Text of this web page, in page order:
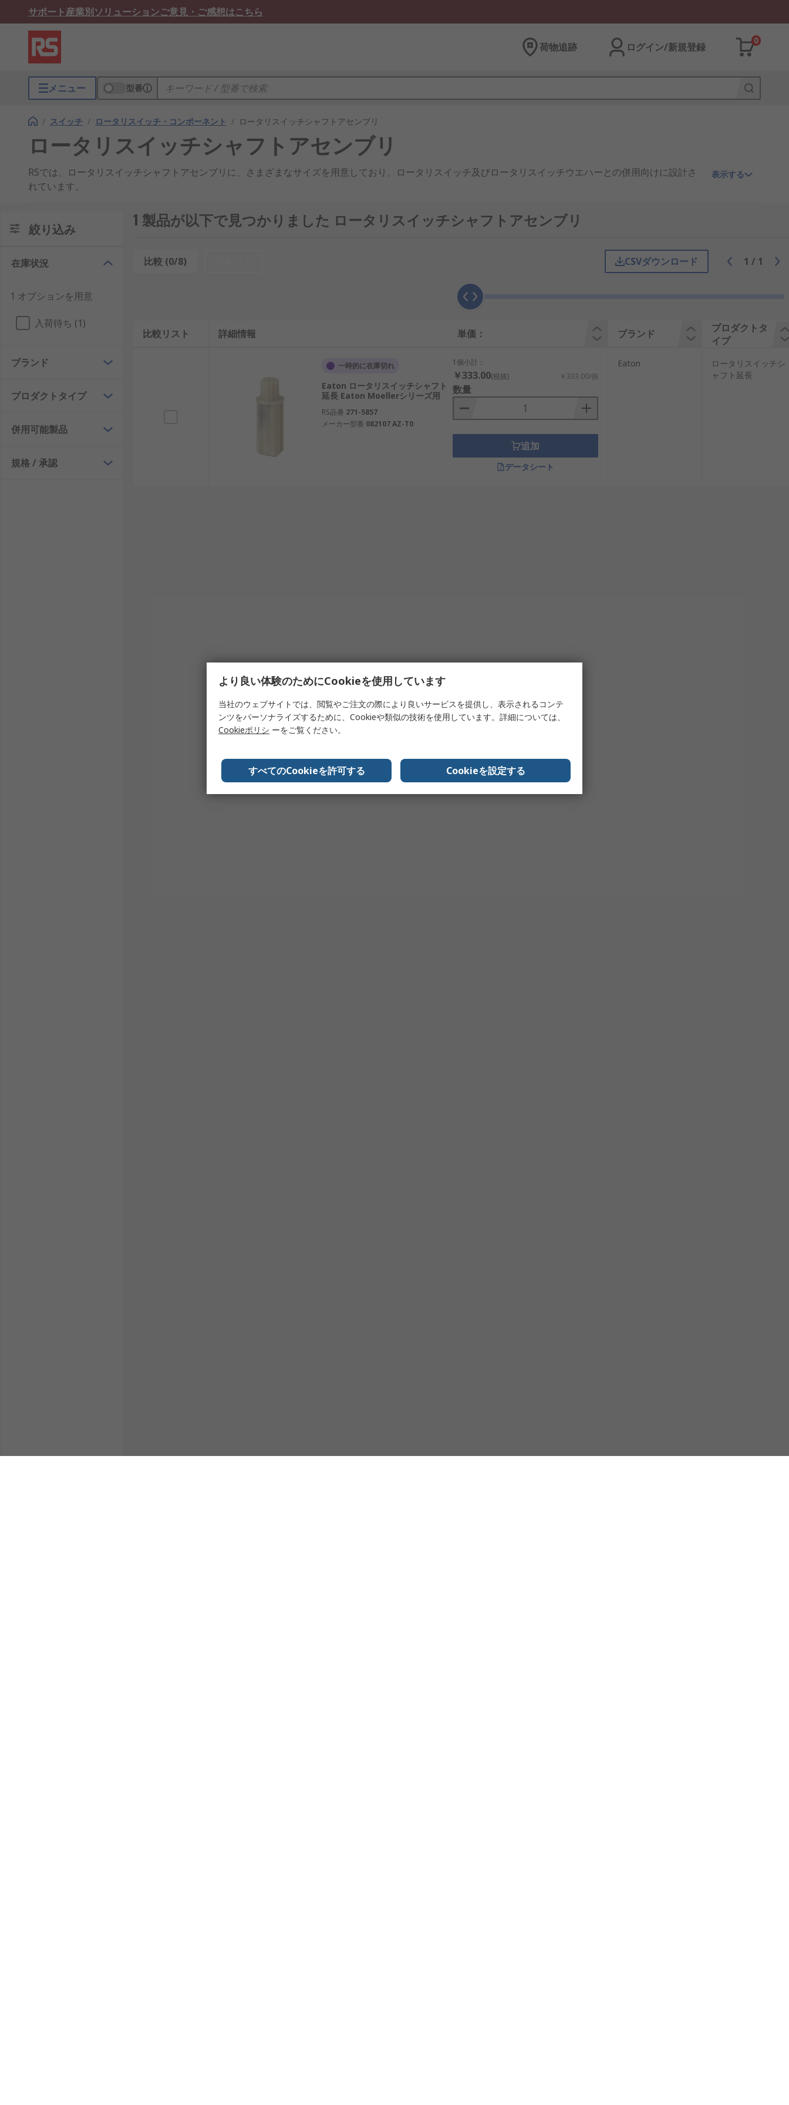
サポート産業別ソリューションご意見・ご感想はこちら
荷物追跡 ログイン/新規登録
0
メニュー 型番
/ スイッチ / ロータリスイッチ・コンポーネント / ロータリスイッチシャフトアセンブリ
ロータリスイッチシャフトアセンブリ
RSでは、ロータリスイッチシャフトアセンブリに、さまざまなサイズを用意しており、ロータリスイッチ及びロータリスイッチウエハーとの併用向けに設計さ
れています。
表示する
絞り込み
在庫状況
1 オプションを用意
入荷待ち (1)
ブランド
プロダクトタイプ
併用可能製品
規格 / 承認
1 製品が以下で見つかりました ロータリスイッチシャフトアセンブリ
比較 (0/8) CSVダウンロード 1 / 1
比較リスト 詳細情報 単価： ブランド
プロダクトタ
イプ
一時的に在庫切れ
Eaton ロータリスイッチシャフト
延長 Eaton Moellerシリーズ用
RS品番 271-5857
メーカー型番 082107 AZ-T0
1個小計：
￥333.00(税抜) ￥333.00/個
数量
追加
データシート
Eaton
ロータリスイッチシ
ャフト延長
より良い体験のためにCookieを使用しています
当社のウェブサイトでは、閲覧やご注文の際により良いサービスを提供し、表示されるコンテ
ンツをパーソナライズするために、Cookieや類似の技術を使用しています。詳細については、
Cookieポリシ ーをご覧ください。
すべてのCookieを許可する Cookieを設定する